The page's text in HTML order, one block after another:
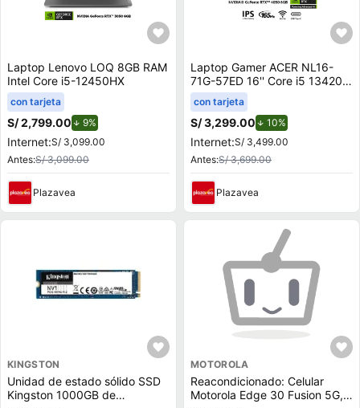
Laptop Lenovo LOQ 8GB RAM
Intel Core i5-12450HX
con tarjeta
S/ 2,799.00 9%
Internet:S/ 3,099.00
Antes:S/ 3,099.00
Plazavea
Laptop Gamer ACER NL16-
71G-57ED 16'' Core i5 13420H
16GB 512GB SSD RTX 4050
6GB
con tarjeta
S/ 3,299.00 10%
Internet:S/ 3,499.00
Antes:S/ 3,699.00
Plazavea
KINGSTON
Unidad de estado sólido SSD
Kingston 1000GB de
MOTOROLA
Reacondicionado: Celular
Motorola Edge 30 Fusion 5G,